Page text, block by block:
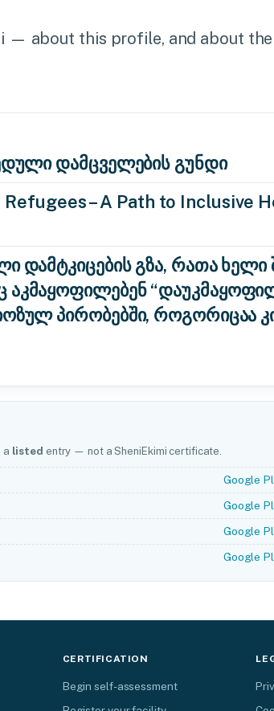
— about this profile, and about
დამცველების გუნდი
– A Path to Inclusive
დამტკიცების გზა, რათა ხელი
აკმაყოფილებენ
პირობებში, როგორიცაა
a listed entry — not a SheniEkimi certificate.
Google
Google
Google
Google
CERTIFICATION
Begin self-assessment